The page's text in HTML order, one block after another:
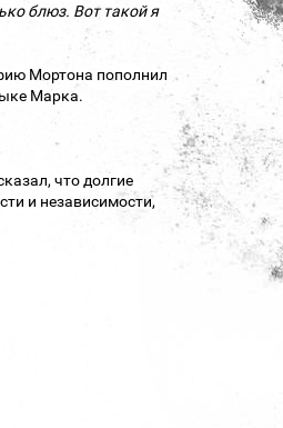
блюз. Вот такой я
Мортона пополнил
Марка.
что долгие
и независимости,